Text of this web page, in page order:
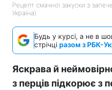
Рецепт смачної закуски з
Україна)
Будь у курсі, а не в
стрічці разом з РБК-
Яскрава й
з перців підкорює з